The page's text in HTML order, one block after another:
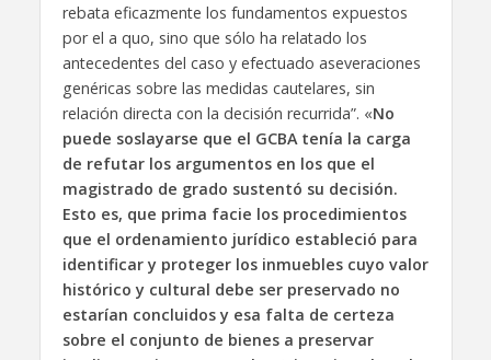
rebata eficazmente los fundamentos expuestos
por el a quo, sino que sólo ha relatado los
antecedentes del caso y efectuado aseveraciones
genéricas sobre las medidas cautelares, sin
relación directa con la decisión recurrida”. «No
puede soslayarse que el GCBA tenía la carga
de refutar los argumentos en los que el
magistrado de grado sustentó su decisión.
Esto es, que prima facie los procedimientos
que el ordenamiento jurídico estableció para
identificar y proteger los inmuebles cuyo valor
histórico y cultural debe ser preservado no
estarían concluidos y esa falta de certeza
sobre el conjunto de bienes a preservar